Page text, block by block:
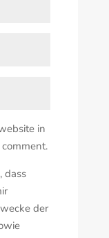
in
dass
der